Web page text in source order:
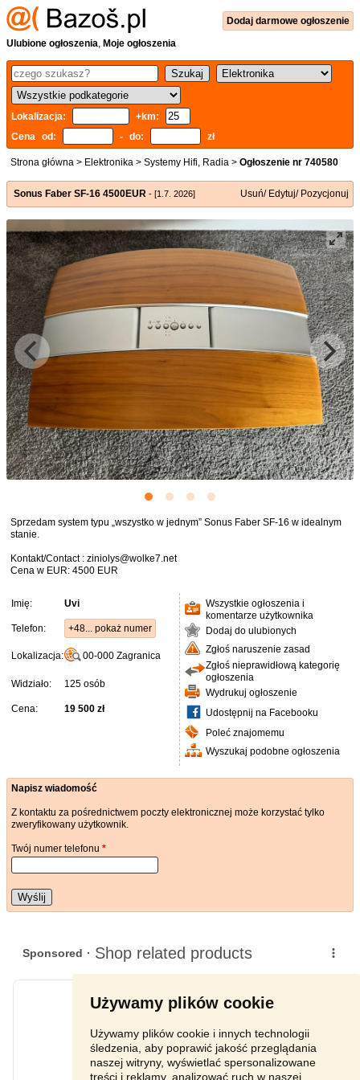
Używamy plików cookie
Używamy plików cookie i innych technologii
śledzenia, aby poprawić jakość przeglądania
naszej witryny, wyświetlać spersonalizowane
treści i reklamy, analizować ruch w naszej
Dodaj darmowe ogłoszenie
Ulubione ogłoszenia, Moje ogłoszenia
Lokalizacja:
+km:
Cena od:
- do: zł
Strona główna > Elektronika > Systemy Hifi, Radia > Ogłoszenie nr 740580
Sonus Faber SF-16 4500EUR - [1.7. 2026] Usuń/ Edytuj/ Pozycjonuj
Sprzedam system typu „wszystko w jednym” Sonus Faber SF-16 w idealnym
stanie.
Kontakt/Contact : ziniolys@wolke7.net
Cena w EUR: 4500 EUR
Imię: Uvi
Telefon: +48... pokaż numer
Lokalizacja: 00-000 Zagranica
Widziało: 125 osób
Cena: 19 500 zł
Wszystkie ogłoszenia i
komentarze użytkownika
Dodaj do ulubionych
Zgłoś naruszenie zasad
Zgłoś nieprawidłową kategorię
ogłoszenia
Wydrukuj ogłoszenie
Udostępnij na Facebooku
Poleć znajomemu
Wyszukaj podobne ogłoszenia
Napisz wiadomość
Z kontaktu za pośrednictwem poczty elektronicznej może korzystać tylko
zweryfikowany użytkownik.
Twój numer telefonu *
Wyślij